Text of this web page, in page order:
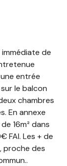
de
une entrée
le balcon
chambres
En annexe
16m² dans
FAI. Les + de
proche des